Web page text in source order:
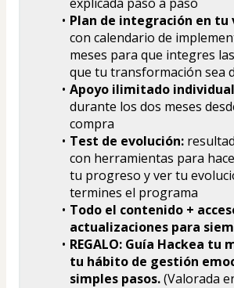
Plan de integración en tu
con calendario de
meses para que integres
que tu transformación sea
Apoyo ilimitado individual
durante los dos meses
compra
Test de evolución:
con herramientas para
tu progreso y ver tu
termines el programa
Todo el contenido +
actualizaciones para
REGALO: Guía Hackea tu
tu hábito de gestión
simples pasos. (Valorada